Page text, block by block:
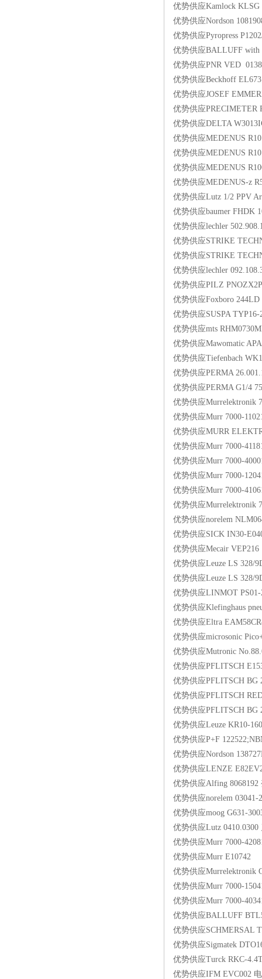
优势供应Kamlock KLSG
优势供应Nordson
优势供应Pyropress
优势供应BALLUFF with
优势供应PNR VED
优势供应Beckhoff
优势供应JOSEF
优势供应PRECIMETER
优势供应DELTA
优势供应MEDENUS
优势供应MEDENUS
优势供应MEDENUS
优势供应MEDENUS-z
优势供应Lutz 1/2 PPV
优势供应baumer FHDK
优势供应lechler
优势供应STRIKE
优势供应STRIKE
优势供应lechler
优势供应PILZ
优势供应Foxboro
优势供应SUSPA
优势供应mts
优势供应Mawomatic
优势供应Tiefenbach
优势供应PERMA
优势供应PERMA G1/4
优势供应Murrelektronik
优势供应Murr 7000-
优势供应MURR
优势供应Murr 7000-
优势供应Murr 7000-
优势供应Murr 7000-
优势供应Murr 7000-
优势供应Murrelektronik
优势供应norelem
优势供应SICK IN30-
优势供应Mecair VEP216
优势供应Leuze LS 328/
优势供应Leuze LS 328/
优势供应LINMOT
优势供应Klefinghaus
优势供应Eltra
优势供应microsonic
优势供应Mutronic
优势供应PFLITSCH
优势供应PFLITSCH BG
优势供应PFLITSCH
优势供应PFLITSCH BG
优势供应Leuze KR10-
优势供应P+F
优势供应Nordson
优势供应LENZE
优势供应Alfing 8068192
优势供应norelem 03041-
优势供应moog
优势供应Lutz 0410.0300
优势供应Murr 7000-
优势供应Murr E10742
优势供应Murrelektronik
优势供应Murr 7000-
优势供应Murr 7000-
优势供应BALLUFF
优势供应SCHMERSAL
优势供应Sigmatek
优势供应Turck RKC-
优势供应IFM EVC002